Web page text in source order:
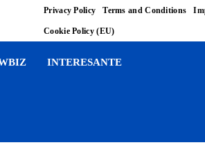
Privacy Policy Terms and Conditions
Cookie Policy (EU)
INTERESANTE